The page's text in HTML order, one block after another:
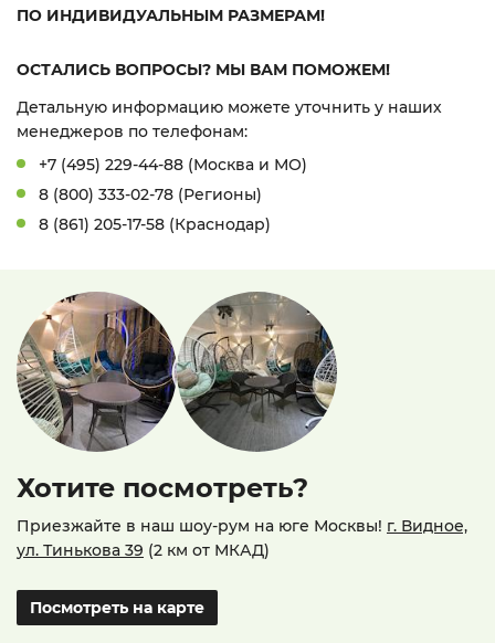
ПО ИНДИВИДУАЛЬНЫМ РАЗМЕРАМ!
ОСТАЛИСЬ ВОПРОСЫ? МЫ ВАМ ПОМОЖЕМ!
Детальную информацию можете уточнить у наших
менеджеров по телефонам:
+7 (495) 229-44-88 (Москва и МО)
8 (800) 333-02-78 (Регионы)
8 (861) 205-17-58 (Краснодар)
Хотите посмотреть?
Приезжайте в наш шоу-рум на юге Москвы! г. Видное,
ул. Тинькова 39 (2 км от МКАД)
Посмотреть на карте